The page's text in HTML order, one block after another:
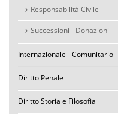
Responsabilità Civile
Successioni - Donazioni
Internazionale - Comunitario
Diritto Penale
Diritto Storia e Filosofia